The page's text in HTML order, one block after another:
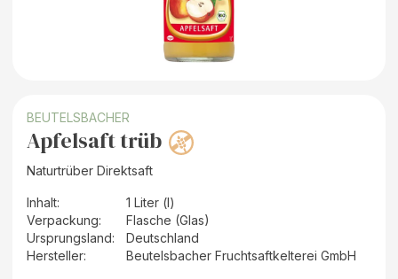
BEUTELSBACHER
Apfelsaft trüb
Naturtrüber Direktsaft
Inhalt:
1 Liter (l)
Verpackung:
Flasche (Glas)
Ursprungsland:
Deutschland
Hersteller: Beutelsbacher Fruchtsaftkelterei GmbH